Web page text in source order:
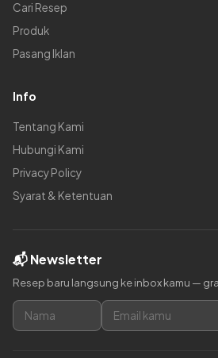
Cari Resep
Produk
Pasang Iklan
Info
Tentang Kami
Hubungi Kami
Privacy Policy
Syarat & Ketentuan
📬 Newsletter
Resep baru langsung ke inbox kamu —